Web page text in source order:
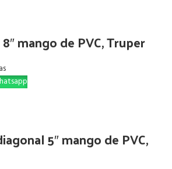
mango de PVC, Truper
5″ mango de PVC,